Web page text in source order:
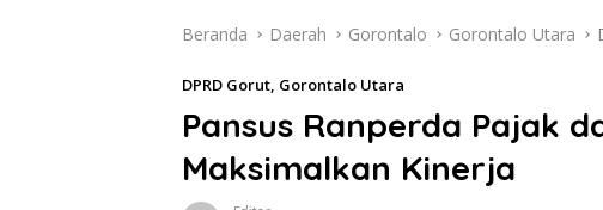
Beranda Daerah Gorontalo Gorontalo Utara
DPRD Gorut, Gorontalo Utara
Pansus Ranperda Pajak
Maksimalkan Kinerja